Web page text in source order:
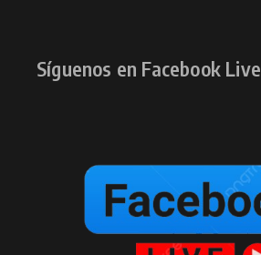
Síguenos en Facebook Live